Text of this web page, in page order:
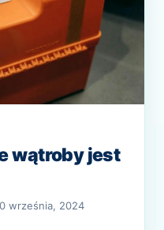
wątroby jest
września, 2024